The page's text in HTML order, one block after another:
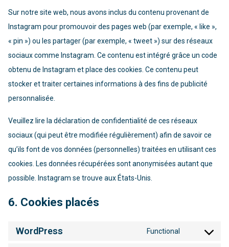
Sur notre site web, nous avons inclus du contenu provenant de
Instagram pour promouvoir des pages web (par exemple, « like »,
« pin ») ou les partager (par exemple, « tweet ») sur des réseaux
sociaux comme Instagram. Ce contenu est intégré grâce un code
obtenu de Instagram et place des cookies. Ce contenu peut
stocker et traiter certaines informations à des fins de publicité
personnalisée.
Veuillez lire la déclaration de confidentialité de ces réseaux
sociaux (qui peut être modifiée régulièrement) afin de savoir ce
qu’ils font de vos données (personnelles) traitées en utilisant ces
cookies. Les données récupérées sont anonymisées autant que
possible. Instagram se trouve aux États-Unis.
6. Cookies placés
WordPress Functional
Consent